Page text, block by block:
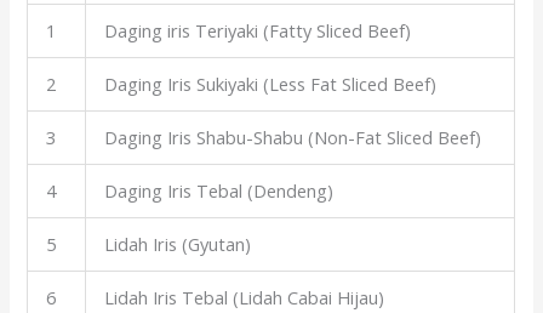
1 Daging iris Teriyaki (Fatty Sliced Beef)
2 Daging Iris Sukiyaki (Less Fat Sliced Beef)
3 Daging Iris Shabu-Shabu (Non-Fat Sliced Beef)
4 Daging Iris Tebal (Dendeng)
5 Lidah Iris (Gyutan)
6 Lidah Iris Tebal (Lidah Cabai Hijau)